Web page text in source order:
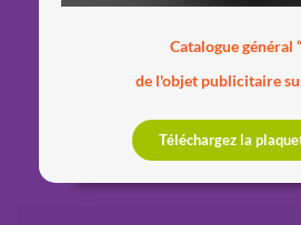
Catalogue général
de l'objet publicitaire
Téléchargez la